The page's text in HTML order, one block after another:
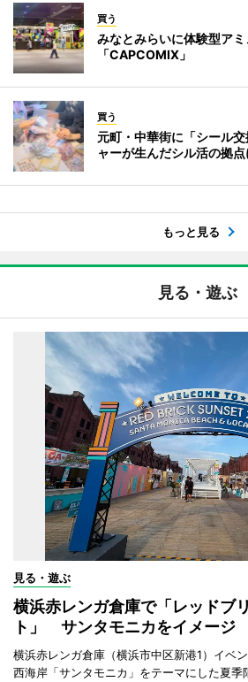
買う
みなとみらいに体験型ア
「CAPCOMIX」
買う
元町・中華街に「シール
ャーが生んだシル活の拠点
もっと見る
見る・遊ぶ
見る・遊ぶ
横浜赤レンガ倉庫で「レッドブ
ト」 サンタモニカをイメージ
横浜赤レンガ倉庫（横浜市中区新港1）イベ
西海岸「サンタモニカ」をテーマにした夏